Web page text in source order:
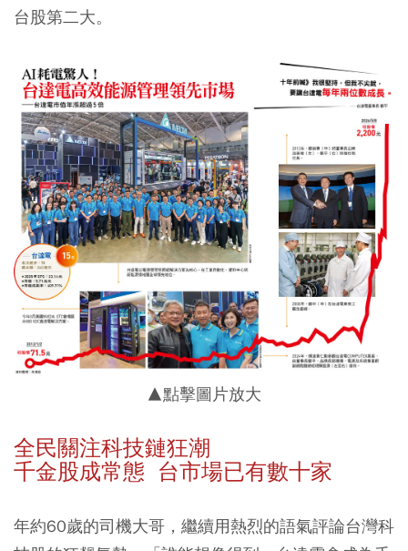
台股第二大。
▲點擊圖片放大
全民關注科技鏈狂潮
千金股成常態 台市場已有數十家
年約60歲的司機大哥，繼續用熱烈的語氣評論台灣科